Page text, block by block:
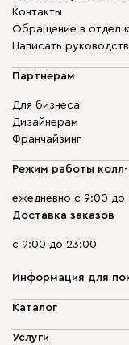
Контакты
Обращение в отдел
Написать
Партнерам
Для бизнеса
Дизайнерам
Франчайзинг
Режим работы
ежедневно с 9:00 до
Доставка заказов
с 9:00 до 23:00
Информация для
О компании
Доставка и оплата
Каталог
Мягкая мебель
Услуги